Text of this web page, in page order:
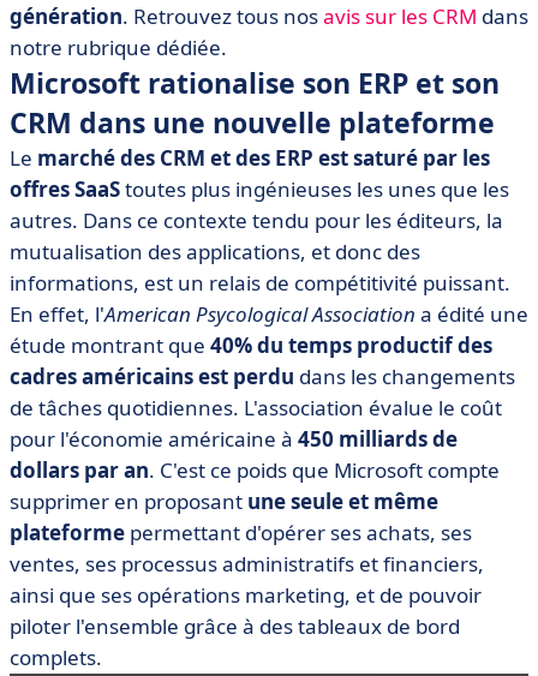
génération. Retrouvez tous nosavis sur les CRM dans
notre rubrique dédiée.
Microsoft rationalise son ERP et son
CRM dans une nouvelle plateforme
Le marché des CRM et des ERP est saturé par les
offres SaaStoutes plus ingénieuses les unes que les
autres. Dans ce contexte tendu pour les éditeurs, la
mutualisation des applications, et donc des
informations, est un relais de compétitivité puissant.
En effet, l'American Psycological Association a édité une
étude montrant que 40% du temps productif des
cadres américains est perdu dans les changements
de tâches quotidiennes. L'association évalue le coût
pour l'économie américaine à 450 milliards de
dollars par an. C'est ce poids que Microsoft compte
supprimer en proposant une seule et même
plateforme permettant d'opérer ses achats, ses
ventes, ses processus administratifs et financiers,
ainsi que ses opérations marketing, et de pouvoir
piloter l'ensemble grâce à des tableaux de bord
complets.